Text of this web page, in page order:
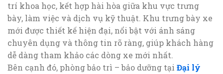
trí khoa học, kết hợp hài hòa giữa khu vực trưng
bày, làm việc và dịch vụ kỹ thuật. Khu trưng bày xe
mới được thiết kế hiện đại, nổi bật với ánh sáng
chuyên dụng và thông tin rõ ràng, giúp khách hàng
dễ dàng tham khảo các dòng xe mới nhất.
Bên cạnh đó, phòng bảo trì – bảo dưỡng tại Đại lý